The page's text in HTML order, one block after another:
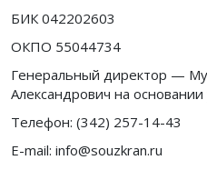
БИК 042202603
ОКПО 55044734
Генеральный директор —
Александрович на основании
Телефон: (342) 257-14-43
E-mail: info@souzkran.ru